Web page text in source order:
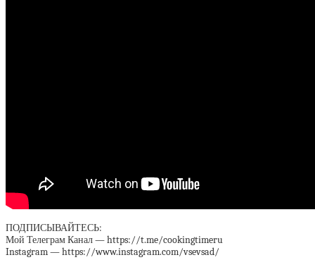
ПОДПИСЫВАЙТЕСЬ:
Мой Телеграм Канал — https://t.me/cookingtimeru
Instagram — https://www.instagram.com/vsevsad/